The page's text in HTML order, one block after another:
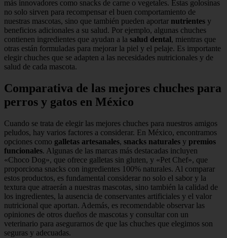
más innovadores como snacks de carne o vegetales. Estas golosinas
no solo sirven para recompensar el buen comportamiento de
nuestras mascotas, sino que también pueden aportar nutrientes y
beneficios adicionales a su salud. Por ejemplo, algunas chuches
contienen ingredientes que ayudan a la salud dental, mientras que
otras están formuladas para mejorar la piel y el pelaje. Es importante
elegir chuches que se adapten a las necesidades nutricionales y de
salud de cada mascota.
Comparativa de las mejores chuches para
perros y gatos en México
Cuando se trata de elegir las mejores chuches para nuestros amigos
peludos, hay varios factores a considerar. En México, encontramos
opciones como galletas artesanales, snacks naturales y premios
funcionales. Algunas de las marcas más destacadas incluyen
«Choco Dog», que ofrece galletas sin gluten, y «Pet Chef», que
proporciona snacks con ingredientes 100% naturales. Al comparar
estos productos, es fundamental considerar no solo el sabor y la
textura que atraerán a nuestras mascotas, sino también la calidad de
los ingredientes, la ausencia de conservantes artificiales y el valor
nutricional que aportan. Además, es recomendable observar las
opiniones de otros dueños de mascotas y consultar con un
veterinario para asegurarnos de que las chuches que elegimos son
seguras y adecuadas.